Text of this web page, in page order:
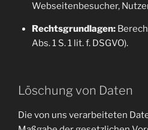
Webseitenbesucher,
Rechtsgrundlagen:
Abs. 1 S. 1 lit. f. DSGVO).
Löschung von Daten
Die von uns verarbeiteten